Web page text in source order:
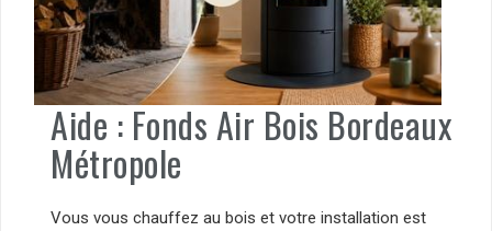
Aide : Fonds Air Bois Bordeaux
Métropole
Vous vous chauffez au bois et votre installation est